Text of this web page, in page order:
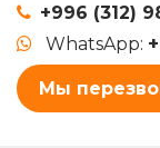
+996 (312)
WhatsApp:
Мы